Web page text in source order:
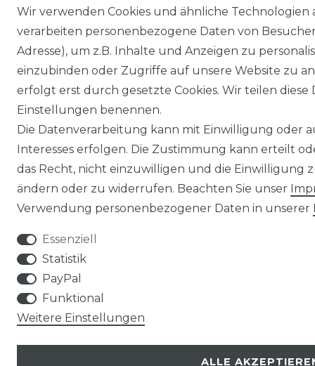
Wir verwenden Cookies und ähnliche
verarbeiten personenbezogene Daten von
Adresse), um z.B. Inhalte und Anzeigen zu
einzubinden oder Zugriffe auf unsere Website zu
erfolgt erst durch gesetzte Cookies. Wir teilen
Einstellungen benennen.
Die Datenverarbeitung kann mit Einwilligung oder
Interesses erfolgen. Die Zustimmung kann erteilt
das Recht, nicht einzuwilligen und die Einwilligung
ändern oder zu widerrufen. Beachten Sie unser
Verwendung personenbezogener Daten in unserer
Essenziell
Statistik
PayPal
Funktional
Weitere Einstellungen
ALLE